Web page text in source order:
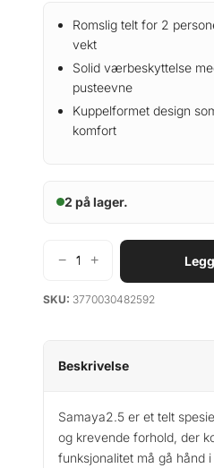
Romslig telt for 2
vekt
Solid værbeskyttelse
pusteevne
Kuppelformet design
komfort
2 på lager.
m
− +
SKU: 3770030482592
Beskrivelse
Samaya2.5 er et telt
og krevende forhold, der
funksjonalitet må gå hånd